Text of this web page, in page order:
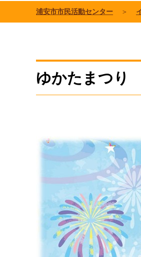
浦安市市民活動センター ＞
ゆかたまつり